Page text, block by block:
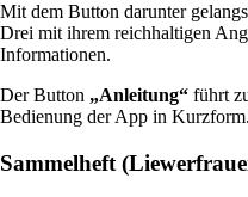
Mit dem Button darunter
Drei mit ihrem reichhaltigen
Informationen.
Der Button „Anleitung“ führt
Bedienung der App in Kurzform.
Sammelheft